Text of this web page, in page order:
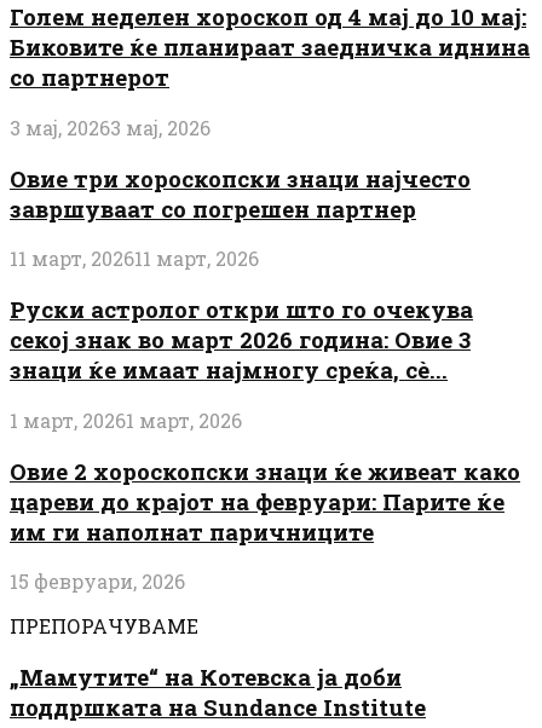
Голем неделен хороскоп од 4 мај до 10 мај:
Биковите ќе планираат заедничка иднина
со партнерот
3 мај, 20263 мај, 2026
Овие три хороскопски знаци најчесто
завршуваат со погрешен партнер
11 март, 202611 март, 2026
Руски астролог откри што го очекува
секој знак во март 2026 година: Овие 3
знаци ќе имаат најмногу среќа, сè...
1 март, 20261 март, 2026
Овие 2 хороскопски знаци ќе живеат како
цареви до крајот на февруари: Парите ќе
им ги наполнат паричниците
15 февруари, 2026
ПРЕПОРАЧУВАМЕ
„Мамутите“ на Котевска ја доби
поддршката на Sundance Institute